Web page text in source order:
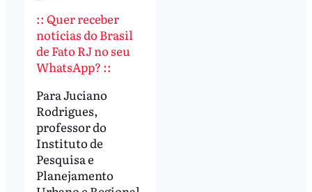
:: Quer receber
notícias do Brasil
de Fato RJ no seu
WhatsApp? ::
Para Juciano
Rodrigues,
professor do
Instituto de
Pesquisa e
Planejamento